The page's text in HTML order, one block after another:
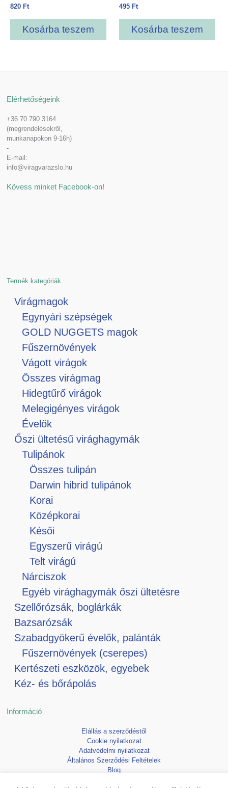
820 Ft
Kosárba teszem
495 Ft
Kosárba teszem
Elérhetőségeink
+36 70 790 3164
(megrendelésekről,
munkanapokon 9-16h)
-
E-mail:
info@viragvarazslo.hu
Kövess minket Facebook-on!
Termék kategóriák
Virágmagok
Egynyári szépségek
GOLD NUGGETS magok
Fűszernövények
Vágott virágok
Összes virágmag
Hidegtűrő virágok
Melegigényes virágok
Évelők
Őszi ültetésű virághagymák
Tulipánok
Összes tulipán
Darwin hibrid tulipánok
Korai
Középkorai
Késői
Egyszerű virágú
Telt virágú
Nárciszok
Egyéb virághagymák őszi ültetésre
Szellőrózsák, boglárkák
Bazsarózsák
Szabadgyökerű évelők, palánták
Fűszernövények (cserepes)
Kertészeti eszközök, egyebek
Kéz- és bőrápolás
Információ
Elállás a szerződéstől
Cookie nyilatkozat
Adatvédelmi nyilatkozat
Általános Szerződési Feltételek
Blog